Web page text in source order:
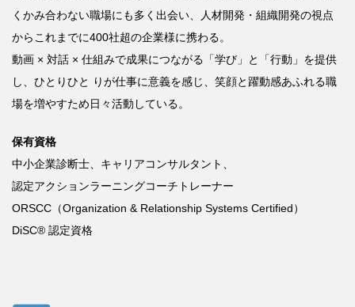
くかみ合わない職場にも多く出会い、人材開発・組織開発の視点
からこれまでに400社超の企業様に携わる。
動画 × 対話 × 仕組みで成果につながる「学び」と「行動」を提供
し、ひとりひと
りが仕事に意義を感じ、笑顔と躍動感あふれる職
場を増やすため日々活動している。
保有資格
中小企業診断士、キャリアコンサルタント、
認定アクションラーニングコーチトレーナー
ORSCC （Organization & Relationship Systems Certified）
DiSC® 認定資格